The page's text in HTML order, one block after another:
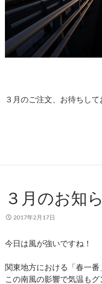
３月のご注文、お待ちして
３月のお知
2017年2月17日
今日は風が強いですね！
関東地方における「春一
この南風の影響で気温も